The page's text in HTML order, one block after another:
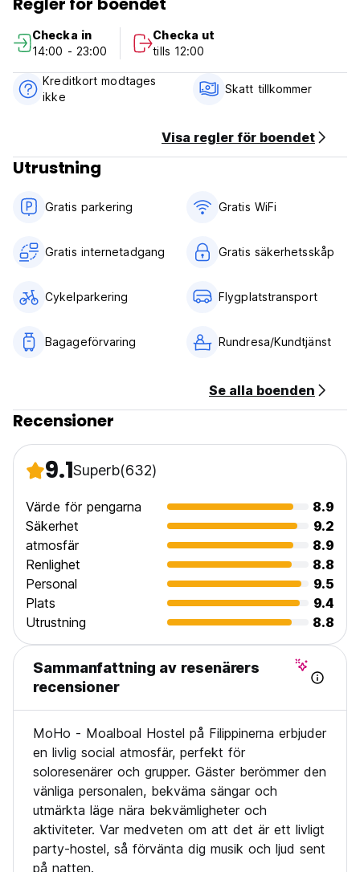
Checka in
14:00 - 23:00
Checka ut
tills 12:00
Kreditkort modtages
ikke
Skatt tillkommer
Visa regler för boendet
Utrustning
Gratis parkering Gratis WiFi
Gratis internetadgang Gratis säkerhetsskåp
Cykelparkering Flygplatstransport
Bagageförvaring Rundresa/Kundtjänst
Se alla boenden
Recensioner
9.1Superb(632)
Värde för pengarna
8.9
Säkerhet
9.2
atmosfär
8.9
Renlighet
8.8
Personal
9.5
Plats
9.4
Utrustning
8.8
Sammanfattning av resenärers
recensioner
MoHo - Moalboal Hostel på Filippinerna erbjuder
en livlig social atmosfär, perfekt för
soloresenärer och grupper. Gäster berömmer den
vänliga personalen, bekväma sängar och
utmärkta läge nära bekvämligheter och
aktiviteter. Var medveten om att det är ett livligt
party-hostel, så förvänta dig musik och ljud sent
på natten.